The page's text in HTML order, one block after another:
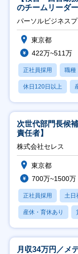
のチームリーダー
パーソルビジネス
東京都
422万~511万
正社員採用 職種
休日120日以上
次世代部門長候
責任者】
株式会社セレス
東京都
700万~1500万
正社員採用 土日
産休・育休あり
月収34万円／メ